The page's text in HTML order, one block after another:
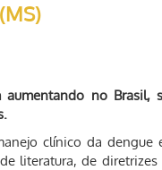
no Brasil,
clínico da dengue
literatura, de diretrizes